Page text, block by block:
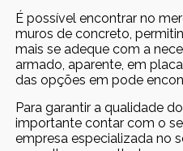
É possível encontrar no
muros de concreto,
mais se adeque com a
armado, aparente, em
das opções em pode
Para garantir a qualidade
importante contar com o
empresa especializada no